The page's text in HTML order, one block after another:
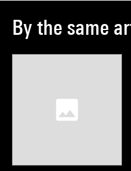
By the same